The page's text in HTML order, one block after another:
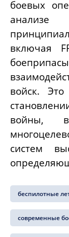
боевых
анализе
включая
войск.
войны,
систем
беспилотные
современные